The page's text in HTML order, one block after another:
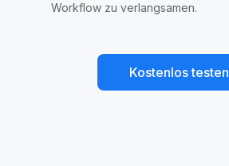
Workflow zu verlangsamen.
Kostenlos testen